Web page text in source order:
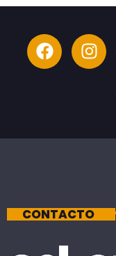
CONTACTO